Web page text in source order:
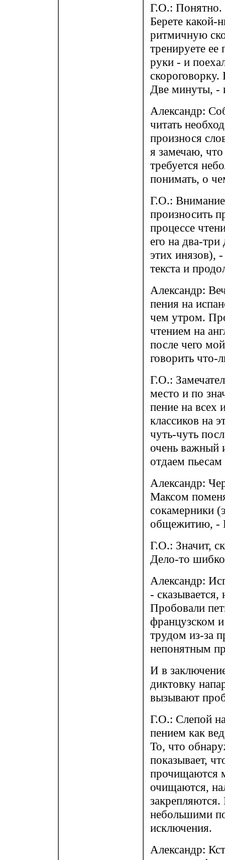
Г.О.: Понятно.
Берете
ритмичную
тренируете
руки - и
Две минуты, -
Александр:
читать
произнося
я замечаю,
требуется
понимать, о
Г.О.:
произносить
процессе
его на два-
этих инязов),
текста и
Александр:
пения на
чем утром.
чтением на
после чего
говорить что-
Г.О.:
место и по
пение на всех
классиков на
чуть-чуть
очень важный
отдаем
Александр:
Максом
сокамерники
общежитию, -
Г.О.: Значит,
Дело-то шибко
Александр:
-
Пробовали
французском
трудом из-за
непонятным
И в
диктовку
вызывают
Г.О.: Слепой
пением как
То, что
показывает,
прочищаются
очищаются,
небольшими
исключения.
Александр: